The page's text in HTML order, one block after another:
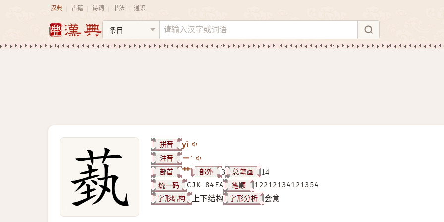
汉典 古籍 诗词 书法 通识
拼音 yì
注音 ㄧˋ
部首 艹 部外 3 总笔画 14
统一码 CJK 84FA 笔顺 12212134121354
字形结构 上下结构 字形分析 会意